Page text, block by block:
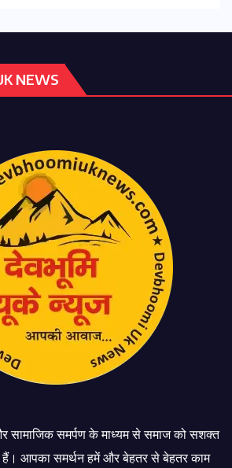
NEWS
सामाजिक समर्पण के माध्यम से समाज को सशक्त
आपका समर्थन हमें और बेहतर से बेहतर काम